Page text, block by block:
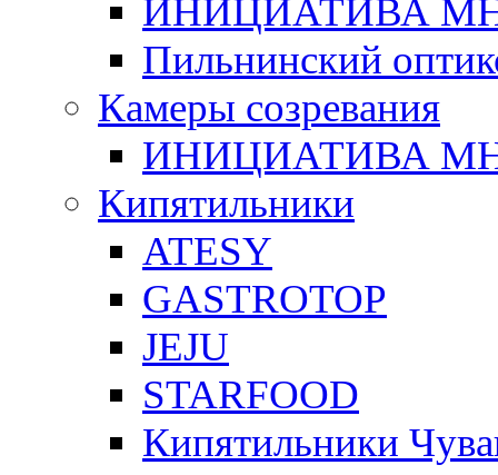
ИНИЦИАТИВА
Пильнинский
Камеры созревания
ИНИЦИАТИВА
Кипятильники
ATESY
GASTROTOP
JEJU
STARFOOD
Кипятильники